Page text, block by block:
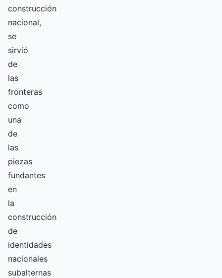
construcción
nacional,
se
sirvió
de
las
fronteras
como
una
de
las
piezas
fundantes
en
la
construcción
de
identidades
nacionales
subalternas